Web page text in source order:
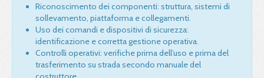
Riconoscimento dei componenti: struttura, sistemi di
sollevamento, piattaforma e collegamenti.
Uso dei comandi e dispositivi di sicurezza:
identificazione e corretta gestione operativa.
Controlli operativi: verifiche prima dell’uso e prima del
trasferimento su strada secondo manuale del